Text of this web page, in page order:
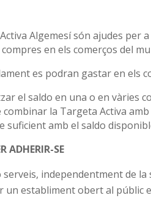
Algemesí són ajudes per
en els comerços del
es podran gastar en els
el saldo en una o en vàries
la Targeta Activa
suficient amb el saldo
ADHERIR-SE
serveis, independentment de
un establiment obert al públic